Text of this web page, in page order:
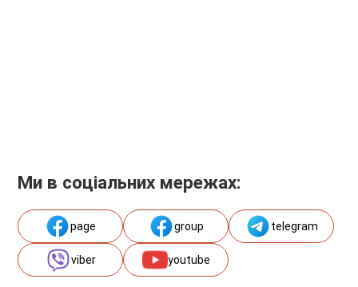
Ми в соціальних мережах:
page group telegram
viber youtube